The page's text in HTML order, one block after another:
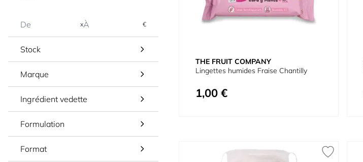
x €
Stock
Marque
Ingrédient vedette
Formulation
Format
THE FRUIT COMPANY
Lingettes humides Fraise Chantilly
1,00 €